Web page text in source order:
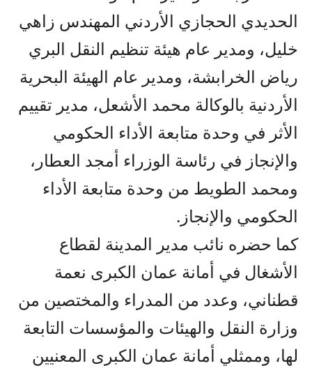
الحديدي الحجازي الأردني المهندس زاهي
خليل، ومدير عام هيئة تنظيم النقل البري
رياض الخرابشة، ومدير عام الهيئة البحرية
الأردنية بالوكالة محمد الأشعل، مدير تقييم
الأثر في وحدة متابعة الأداء الحكومي
والإنجاز في رئاسة الوزراء أمجد العطار،
ومحمد الطويط من وحدة متابعة الأداء
الحكومي والإنجاز.
كما حضره نائب مدير المدينة لقطاع
الأشغال في أمانة عمان الكبرى نعمة
قطناني، وعدد من المدراء والمختصين من
وزارة النقل والهيئات والمؤسسات التابعة
لها، وممثلي أمانة عمان الكبرى المعنيين